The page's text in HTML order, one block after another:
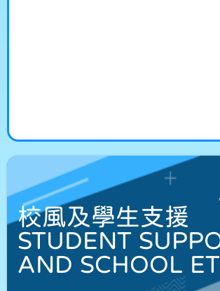
校風及學生支援
STUDENT
AND SCHOOL